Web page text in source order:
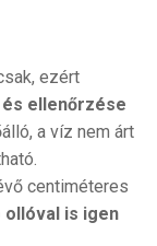
ezért
ellenőrzése
a víz nem árt
centiméteres
ollóval is igen